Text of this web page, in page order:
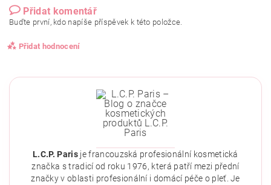
Přidat komentář
Buďte první, kdo napíše příspěvek k této položce.
Přidat hodnocení
L.C.P. Paris je francouzská profesionální kosmetická
značka s tradicí od roku 1976, která patří mezi přední
značky v oblasti profesionální i domácí péče o pleť. Je